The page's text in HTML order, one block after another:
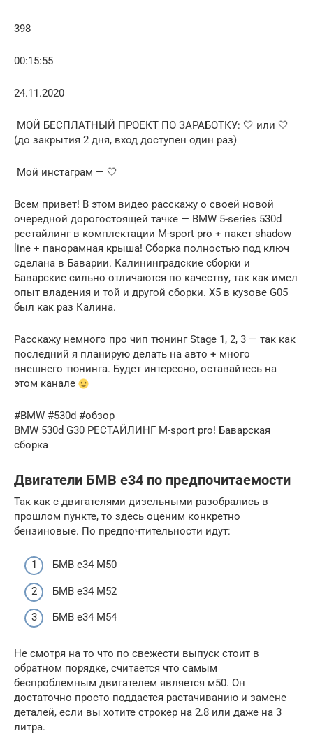
398
00:15:55
24.11.2020
️ МОЙ БЕСПЛАТНЫЙ ПРОЕКТ ПО ЗАРАБОТКУ: 🤍 или 🤍
(до закрытия 2 дня, вход доступен один раз)
️ Мой инстаграм — 🤍
Всем привет! В этом видео расскажу о своей новой
очередной дорогостоящей тачке — BMW 5-series 530d
рестайлинг в комплектации M-sport pro + пакет shadow
line + панорамная крыша! Сборка полностью под ключ
сделана в Баварии. Калининградские сборки и
Баварские сильно отличаются по качеству, так как имел
опыт владения и той и другой сборки. X5 в кузове G05
был как раз Калина.
Расскажу немного про чип тюнинг Stage 1, 2, 3 — так как
последний я планирую делать на авто + много
внешнего тюнинга. Будет интересно, оставайтесь на
этом канале
#BMW #530d #обзор
BMW 530d G30 РЕСТАЙЛИНГ M-sport pro! Баварская
сборка
Двигатели БМВ е34 по предпочитаемости
Так как с двигателями дизельными разобрались в
прошлом пункте, то здесь оценим конкретно
бензиновые. По предпочтительности идут:
БМВ е34 M50
БМВ е34 M52
БМВ е34 M54
Не смотря на то что по свежести выпуск стоит в
обратном порядке, считается что самым
беспроблемным двигателем является м50. Он
достаточно просто поддается растачиванию и замене
деталей, если вы хотите строкер на 2.8 или даже на 3
литра.